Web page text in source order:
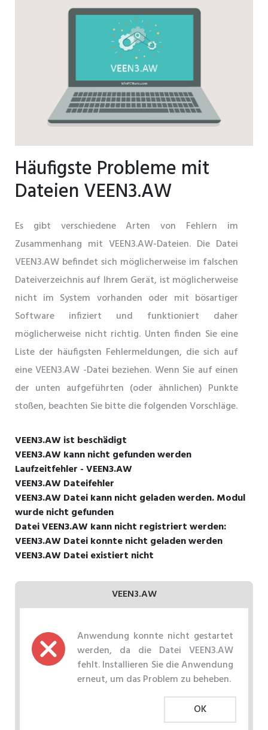
Häufigste Probleme mit
Dateien VEEN3.AW
Es gibt verschiedene Arten von Fehlern im
Zusammenhang mit VEEN3.AW-Dateien. Die Datei
VEEN3.AW befindet sich möglicherweise im falschen
Dateiverzeichnis auf Ihrem Gerät, ist möglicherweise
nicht im System vorhanden oder mit bösartiger
Software infiziert und funktioniert daher
möglicherweise nicht richtig. Unten finden Sie eine
Liste der häufigsten Fehlermeldungen, die sich auf
eine VEEN3.AW -Datei beziehen. Wenn Sie auf einen
der unten aufgeführten (oder ähnlichen) Punkte
stoßen, beachten Sie bitte die folgenden Vorschläge.
VEEN3.AW ist beschädigt
VEEN3.AW kann nicht gefunden werden
Laufzeitfehler - VEEN3.AW
VEEN3.AW Dateifehler
VEEN3.AW Datei kann nicht geladen werden. Modul
wurde nicht gefunden
Datei VEEN3.AW kann nicht registriert werden:
VEEN3.AW Datei konnte nicht geladen werden
VEEN3.AW Datei existiert nicht
VEEN3.AW
Anwendung konnte nicht gestartet
werden, da die Datei VEEN3.AW
fehlt. Installieren Sie die Anwendung
erneut, um das Problem zu beheben.
OK